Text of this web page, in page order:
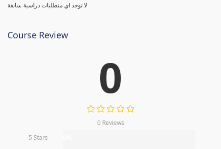
لا توجد اي متطلبات دراسية سابقة
Course Review
0
0 Reviews
5 Stars